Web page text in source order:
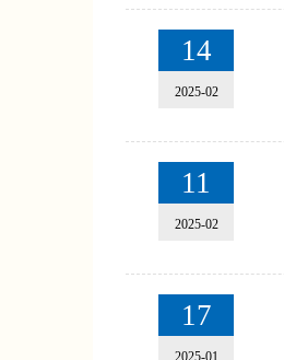
14
2025-02
11
2025-02
17
2025-01